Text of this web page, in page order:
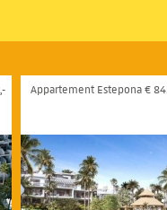
Appartement Estepona €